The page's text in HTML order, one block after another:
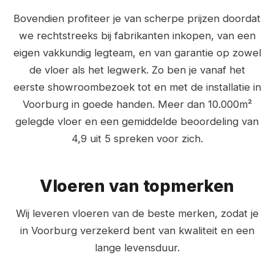
Bovendien profiteer je van scherpe prijzen doordat
we rechtstreeks bij fabrikanten inkopen, van een
eigen vakkundig legteam, en van garantie op zowel
de vloer als het legwerk. Zo ben je vanaf het
eerste showroombezoek tot en met de installatie in
Voorburg in goede handen. Meer dan 10.000m²
gelegde vloer en een gemiddelde beoordeling van
4,9 uit 5 spreken voor zich.
Vloeren van topmerken
Wij leveren vloeren van de beste merken, zodat je
in Voorburg verzekerd bent van kwaliteit en een
lange levensduur.